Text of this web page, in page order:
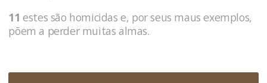
11 estes são homicidas e, por seus maus exemplos,
põem a perder muitas al­mas.